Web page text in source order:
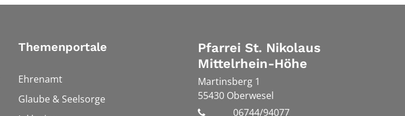
Themenportale
Ehrenamt
Glaube & Seelsorge
Pfarrei St. Nikolaus
Mittelrhein-Höhe
Martinsberg 1
55430 Oberwesel
06744/94077